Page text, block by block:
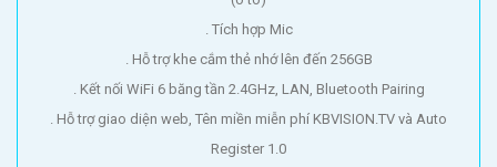
. Tích hợp Mic
. Hỗ trợ khe cắm thẻ nhớ lên đến 256GB
. Kết nối WiFi 6 băng tần 2.4GHz, LAN, Bluetooth Pairing
. Hỗ trợ giao diện web, Tên miền miễn phí KBVISION.TV và Auto
Register 1.0